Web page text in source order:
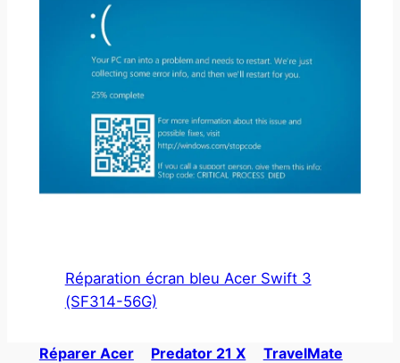
Réparation écran bleu Acer Swift 3
(SF314-56G)
Réparer Acer
Predator 21 X
TravelMate